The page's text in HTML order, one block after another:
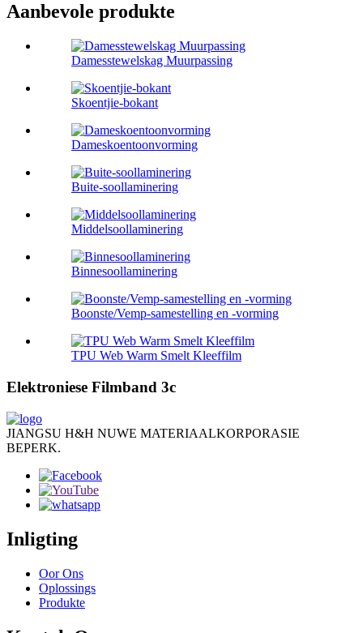
Aanbevole produkte
Damesstewelskag Muurpassing
Skoentjie-bokant
Dameskoentoonvorming
Buite-soollaminering
Middelsoollaminering
Binnesoollaminering
Boonste/Vemp-samestelling en -vorming
TPU Web Warm Smelt Kleeffilm
Elektroniese Filmband 3c
JIANGSU H&H NUWE MATERIAALKORPORASIE
BEPERK.
Inligting
Oor Ons
Oplossings
Produkte